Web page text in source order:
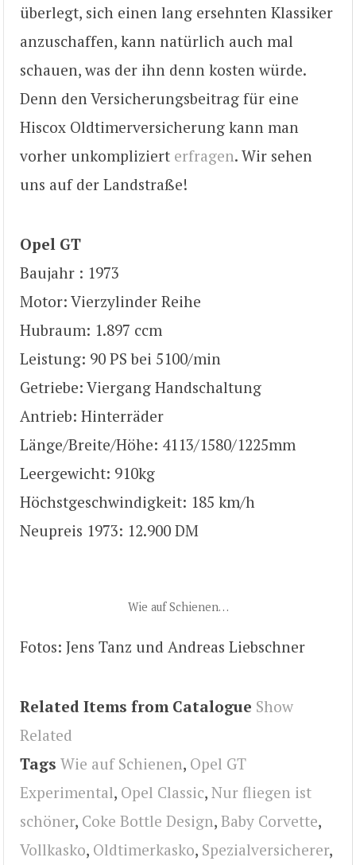
überlegt, sich einen lang ersehnten Klassiker
anzuschaffen, kann natürlich auch mal
schauen, was der ihn denn kosten würde.
Denn den Versicherungsbeitrag für eine
Hiscox Oldtimerversicherung kann man
vorher unkompliziert erfragen. Wir sehen
uns auf der Landstraße!
Opel GT
Baujahr : 1973
Motor: Vierzylinder Reihe
Hubraum: 1.897 ccm
Leistung: 90 PS bei 5100/min
Getriebe: Viergang Handschaltung
Antrieb: Hinterräder
Länge/Breite/Höhe: 4113/1580/1225mm
Leergewicht: 910kg
Höchstgeschwindigkeit: 185 km/h
Neupreis 1973: 12.900 DM
Wie auf Schienen…
Fotos: Jens Tanz und Andreas Liebschner
Related Items from Catalogue Show
Related
Tags Wie auf Schienen, Opel GT
Experimental, Opel Classic, Nur fliegen ist
schöner, Coke Bottle Design, Baby Corvette,
Vollkasko, Oldtimerkasko, Spezialversicherer,